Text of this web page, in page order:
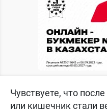
Чувствуете, что
или кишечник стали